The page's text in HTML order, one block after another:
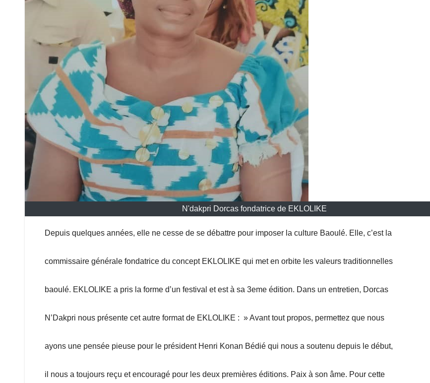
N'dakpri Dorcas fondatrice de EKLOLIKE
Depuis quelques années, elle ne cesse de se débattre pour imposer la culture Baoulé. Elle, c’est la
commissaire générale fondatrice du concept EKLOLIKE qui met en orbite les valeurs traditionnelles
baoulé. EKLOLIKE a pris la forme d’un festival et est à sa 3eme édition. Dans un entretien, Dorcas
N’Dakpri nous présente cet autre format de EKLOLIKE : » Avant tout propos, permettez que nous
ayons une pensée pieuse pour le président Henri Konan Bédié qui nous a soutenu depuis le début,
il nous a toujours reçu et encouragé pour les deux premières éditions. Paix à son âme. Pour cette